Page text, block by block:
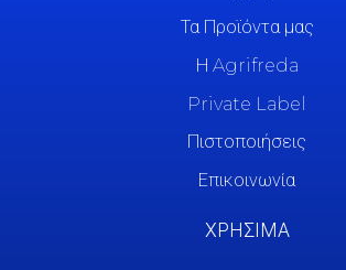
Τα Προϊόντα μας
Η Agrifreda
Private Label
Πιστοποιήσεις
Επικοινωνία
ΧΡΗΣΙΜΑ